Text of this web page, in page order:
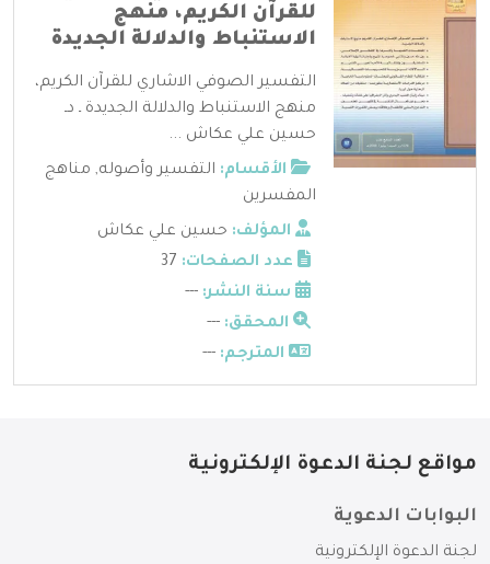
للقرآن الكريم، منهج
الاستنباط والدلالة الجديدة
التفسير الصوفي الاشاري للقرآن الكريم،
منهج الاستنباط والدلالة الجديدة ـ دـ
حسين علي عكاش ...
الأقسام: التفسير وأصوله, مناهج
المفسرين
المؤلف: حسين علي عكاش
عدد الصفحات:
سنة النشر: ---
المحقق: ---
المترجم: ---
مواقع لجنة الدعوة الإلكترونية
البوابات الدعوية
لجنة الدعوة الإلكترونية